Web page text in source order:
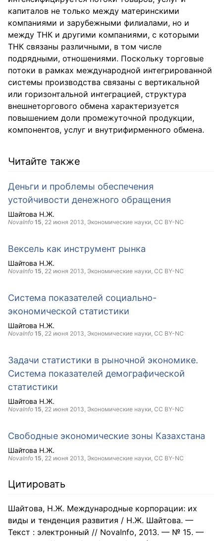
капиталов не только между материнскими
компаниями и зарубежными филиалами, но и
между ТНК и другими компаниями, с которыми
ТНК связаны различными, в том числе
подрядными, отношениями. Поскольку торговые
потоки в рамках международной интегрированной
системы производства связаны с вертикальной
или горизонтальной интеграцией, структура
внешнеторгового обмена характеризуется
повышением доли промежуточной продукции,
компонентов, услуг и внутрифирменного обмена.
Читайте также
Деньги и проблемы обеспечения
устойчивости денежного обращения
Шайтова Н.Ж.
NovaInfo 15, 22 июня 2013, Экономические науки, CC BY-NC
Вексель как инструмент рынка
Шайтова Н.Ж.
NovaInfo 15, 22 июня 2013, Экономические науки, CC BY-NC
Система показателей социально-
экономической статистики
Шайтова Н.Ж.
NovaInfo 15, 22 июня 2013, Экономические науки, CC BY-NC
Задачи статистики в рыночной экономике.
Система показателей демографической
статистики
Шайтова Н.Ж.
NovaInfo 15, 22 июня 2013, Экономические науки, CC BY-NC
Свободные экономические зоны Казахстана
Шайтова Н.Ж.
NovaInfo 15, 22 июня 2013, Экономические науки, CC BY-NC
Цитировать
Шайтова, Н.Ж. Международные корпорации: их
виды и тенденция развития / Н.Ж. Шайтова. —
Текст : электронный // NovaInfo, 2013. — № 15. —